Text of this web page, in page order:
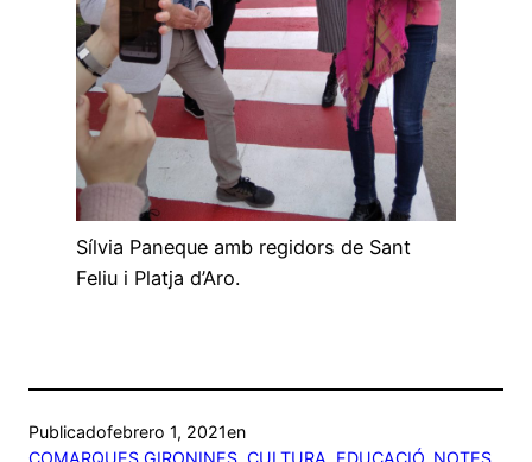
Sílvia Paneque amb regidors de Sant
Feliu i Platja d’Aro.
Publicadofebrero 1, 2021en
COMARQUES GIRONINES CULTURA EDUCACIÓ NOTES